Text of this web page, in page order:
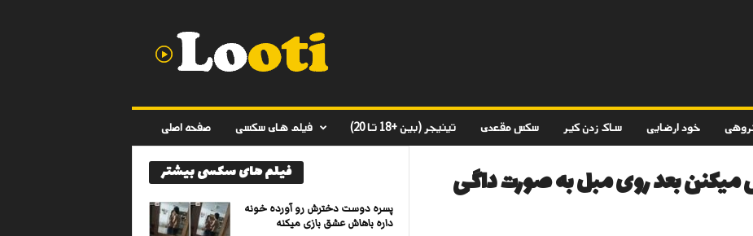
صفحه اصلی فیلم های سکسی تینیجر (بین +18 تا 20) سکس مقعدی ساک زدن کیر خود ارضایی
بعد روی مبل به صورت داگی
فیلم های سکسی بیشتر
پسره دوست دخترش رو آورده خونه
داره باهاش عشق بازی میکنه